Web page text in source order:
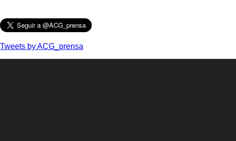
Tweets by ACG_prensa